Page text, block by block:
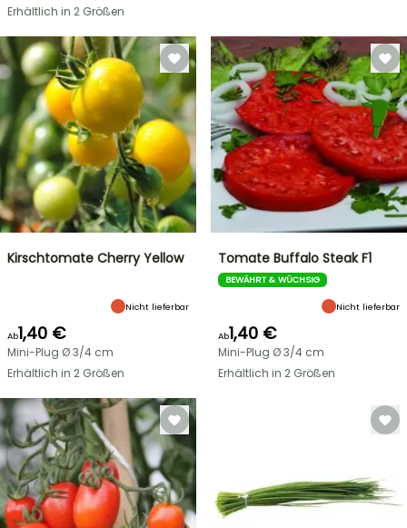
Erhältlich in 2 Größen
Kirschtomate Cherry Yellow
Nicht lieferbar
Ab1,40 €
Mini-Plug Ø 3/4 cm
Erhältlich in 2 Größen
Tomate Buffalo Steak F1
BEWÄHRT & WÜCHSIG
Nicht lieferbar
Ab1,40 €
Mini-Plug Ø 3/4 cm
Erhältlich in 2 Größen